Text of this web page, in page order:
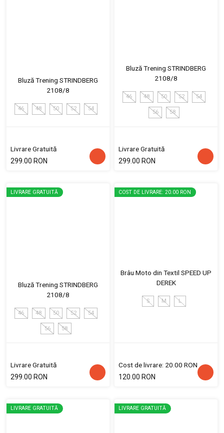
Bluză Trening STRINDBERG
2108/8
46 48 50 52 54
Livrare Gratuită
299.00 RON
Bluză Trening STRINDBERG
2108/8
46 48 50 52 54
56 58
Livrare Gratuită
299.00 RON
LIVRARE GRATUITĂ
Bluză Trening STRINDBERG
2108/8
46 48 50 52 54
56 58
Livrare Gratuită
299.00 RON
COST DE LIVRARE: 20.00 RON
Brâu Moto din Textil SPEED UP
DEREK
S M L
Cost de livrare: 20.00 RON
120.00 RON
LIVRARE GRATUITĂ LIVRARE GRATUITĂ